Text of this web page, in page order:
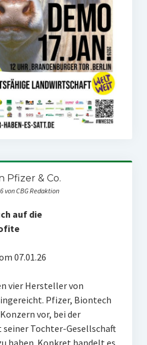
Pfizer & Co.
von CBG Redaktion
auf die
07.01.26
vier Hersteller von
Pfizer, Biontech
vor, bei der
Tochter-Gesellschaft